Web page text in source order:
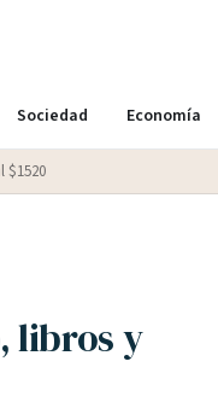
Sociedad Economía
$1520
libros y